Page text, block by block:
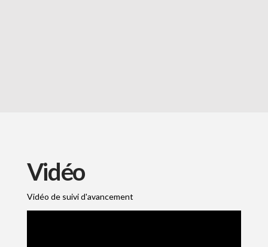
Vidéo
Vidéo de suivi d'avancement